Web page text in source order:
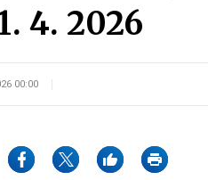
4. 2026
00:00